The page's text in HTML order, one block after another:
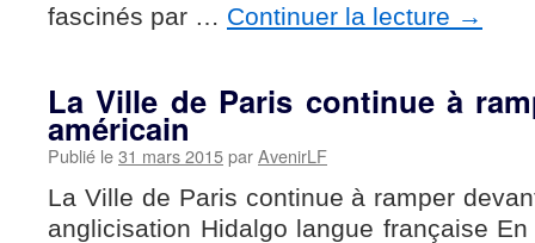
fascinés par … Continuer la lecture →
La Ville de Paris continue à
américain
Publié le31 mars 2015parAvenirLF
La Ville de Paris continue à ramper
anglicisation Hidalgo langue française